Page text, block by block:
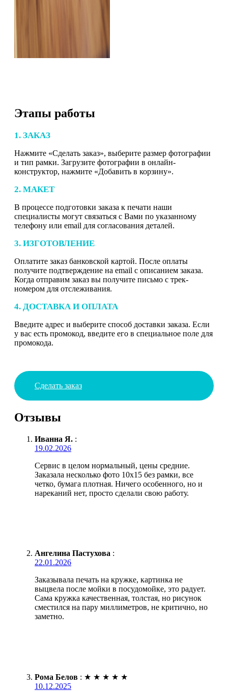
Этапы работы
1. ЗАКАЗ
Нажмите «Сделать заказ», выберите размер фотографии
и тип рамки. Загрузите фотографии в онлайн-
конструктор, нажмите «Добавить в корзину».
2. МАКЕТ
В процессе подготовки заказа к печати наши
специалисты могут связаться с Вами по указанному
телефону или email для согласования деталей.
3. ИЗГОТОВЛЕНИЕ
Оплатите заказ банковской картой. После оплаты
получите подтверждение на email с описанием заказа.
Когда отправим заказ вы получите письмо с трек-
номером для отслеживания.
4. ДОСТАВКА И ОПЛАТА
Введите адрес и выберите способ доставки заказа. Если
у вас есть промокод, введите его в специальное поле для
промокода.
Сделать заказ
Отзывы
Иванна Я. :
19.02.2026
Сервис в целом нормальный, цены средние.
Заказала несколько фото 10х15 без рамки, все
четко, бумага плотная. Ничего особенного, но и
нареканий нет, просто сделали свою работу.
Ангелина Пастухова :
22.01.2026
Заказывала печать на кружке, картинка не
выцвела после мойки в посудомойке, это радует.
Сама кружка качественная, толстая, но рисунок
сместился на пару миллиметров, не критично, но
заметно.
Рома Белов : ★ ★ ★ ★ ★
10.12.2025